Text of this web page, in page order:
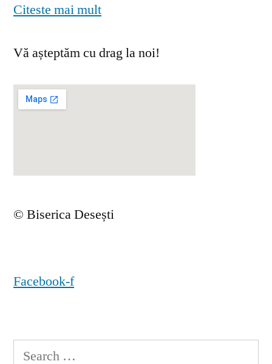
Citeste mai mult
Vă așteptăm cu drag la noi!
© Biserica Desești
Facebook-f
Search